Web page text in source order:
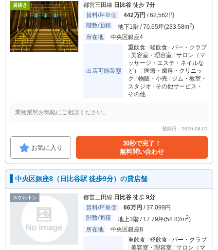
居抜き 都営三田線 日比谷 徒歩 7分
賃料/坪単価
442万円 / 62,562円
階数/面積
地下1階 / 70.65坪(233.58m2)
所在地
中央区銀座4
出店可能業態
重飲食 軽飲食
バー・クラブ
美容室・理容室
サロン（マ
ッサージ・エステ・ネイルな
ど）
医療・歯科・クリニッ
ク
物販・小売
ジム・教室・
スタジオ
その他サービス・
その他
業種業態お気軽にご相談ください。
登録日：2026-08-01
お気に入り
30秒で完了！
無料問い合わせ
中央区銀座8（日比谷駅 徒歩9分）の貸店舗
スケルトン 都営三田線 日比谷 徒歩 9分
賃料/坪単価
66万円 / 37,099円
階数/面積
地上3階 / 17.79坪(58.82m2)
所在地
中央区銀座8
重飲食
軽飲食
バー・クラブ
美容室・理容室
サロン（マ